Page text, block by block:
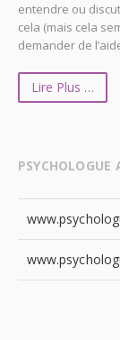
entendre ou
cela (mais cela
demander de
Lire Plus …
PSYCHOLOGUE